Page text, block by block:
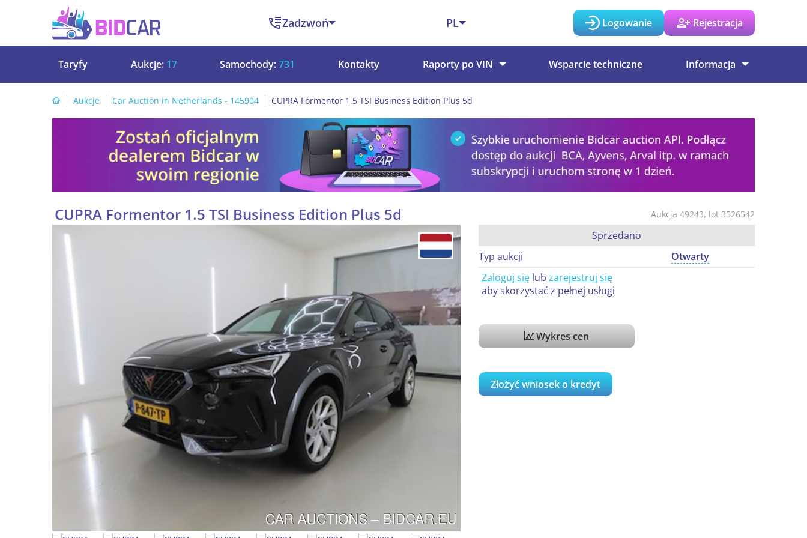
Zadzwoń PL Logowanie Rejestracja
Taryfy Aukcje: 17 Samochody:731 Kontakty Raporty po VIN Wsparcie techniczne Informacja
Aukcje Car Auction in Netherlands - 145904 CUPRA Formentor 1.5 TSI Business Edition Plus 5d
Aukcja 49243, lot 3526542
CUPRA Formentor 1.5 TSI Business Edition Plus 5d
Sprzedano
Typ aukcji
Otwarty
Zaloguj się lub zarejestruj się
aby skorzystać z pełnej usługi
Wykres cen
Złożyć wniosek o kredyt